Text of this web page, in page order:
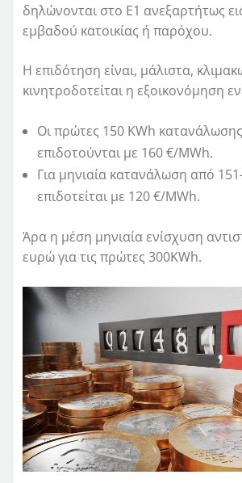
δηλώνονται στο E1 ανεξαρτήτως
εμβαδού κατοικίας ή παρόχου.
Η επιδότηση είναι, μάλιστα,
κινητροδοτείται η εξοικονόμηση
Οι πρώτες 150 KWh
επιδοτούνται με 160 €/MWh.
Για μηνιαία κατανάλωση από
επιδοτείται με 120 €/MWh.
Άρα η μέση μηνιαία ενίσχυση
ευρώ για τις πρώτες 300KWh.